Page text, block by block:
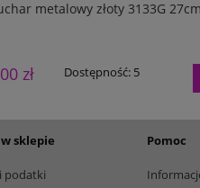
metalowy złoty 3133G 27cm
zł Dostępność: 5
sklepie
podatki
Pomoc